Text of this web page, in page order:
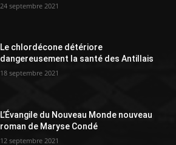
24 septembre 2021
Le chlordécone détériore
dangereusement la santé des Antillais
18 septembre 2021
L’Évangile du Nouveau Monde nouveau
roman de Maryse Condé
12 septembre 2021